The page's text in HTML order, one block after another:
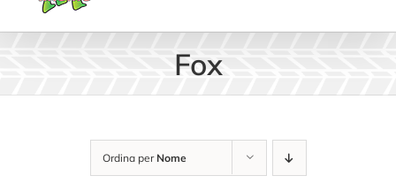
Fox
Ordina per Nome